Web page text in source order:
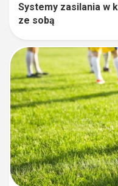
Systemy zasilania w
ze sobą